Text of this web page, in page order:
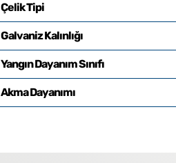
Çelik Tipi
Galvaniz Kalınlığı
Yangın Dayanım Sınıfı
Akma Dayanımı